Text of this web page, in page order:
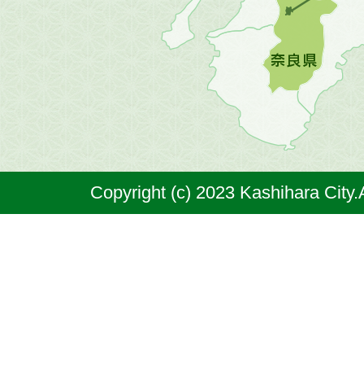
奈
良
Copyright (c) 2023 Kashihara